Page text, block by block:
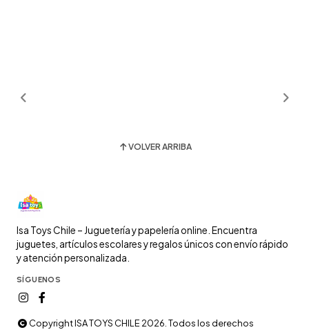
VOLVER ARRIBA
Isa Toys Chile – Juguetería y papelería online. Encuentra
juguetes, artículos escolares y regalos únicos con envío rápido
y atención personalizada.
SÍGUENOS
Copyright ISA TOYS CHILE 2026. Todos los derechos